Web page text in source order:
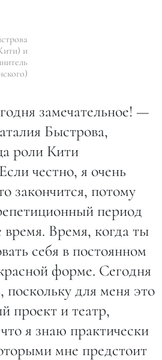
и
замечательное! —
Быстрова,
роли Кити
честно, я очень
закончится, потому
период
Время, когда ты
себя в постоянном
форме. Сегодня
поскольку для меня это
проект и театр,
я знаю практически
мне предстоит